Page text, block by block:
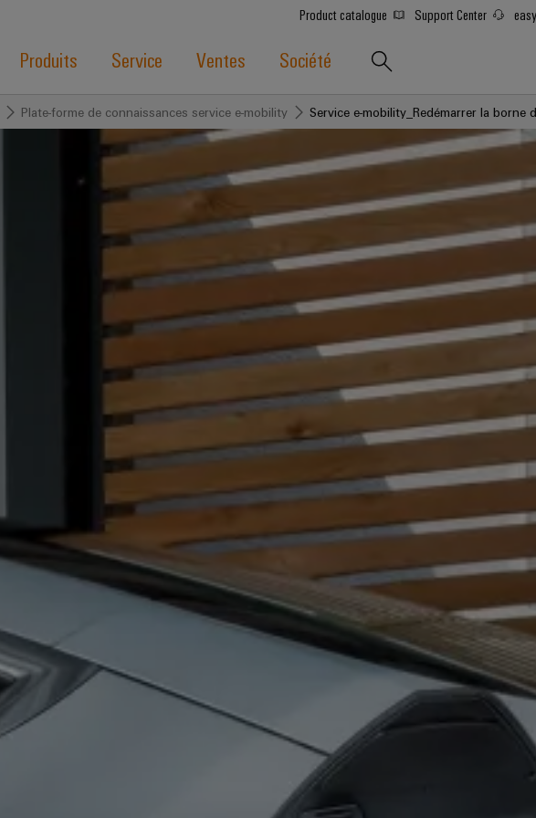
Product catalogue Support Center
Produits Service Ventes Société
Plate-forme de connaissances service e-mobility Service e-mobility_Redémarrer la borne